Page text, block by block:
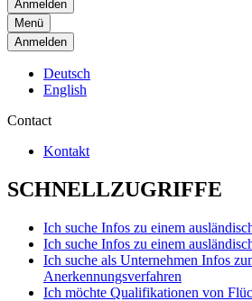
Menü
Anmelden
Deutsch
English
Contact
Kontakt
SCHNELLZUGRIFFE
Ich suche Infos zu einem
Ich suche Infos zu einem
Ich suche als Unternehmen Infos
Anerkennungsverfahren
Ich möchte Qualifikationen von